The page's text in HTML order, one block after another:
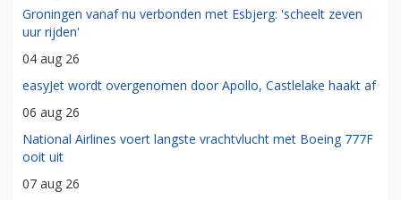
Groningen vanaf nu verbonden met Esbjerg: 'scheelt zeven
uur rijden'
04 aug 26
easyJet wordt overgenomen door Apollo, Castlelake haakt af
06 aug 26
National Airlines voert langste vrachtvlucht met Boeing 777F
ooit uit
07 aug 26